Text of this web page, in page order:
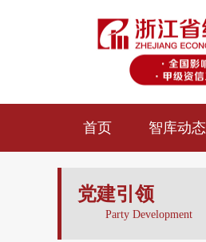
首页 智库动态
党建引领
Party Development